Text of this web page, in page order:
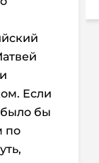
Если
бы
по